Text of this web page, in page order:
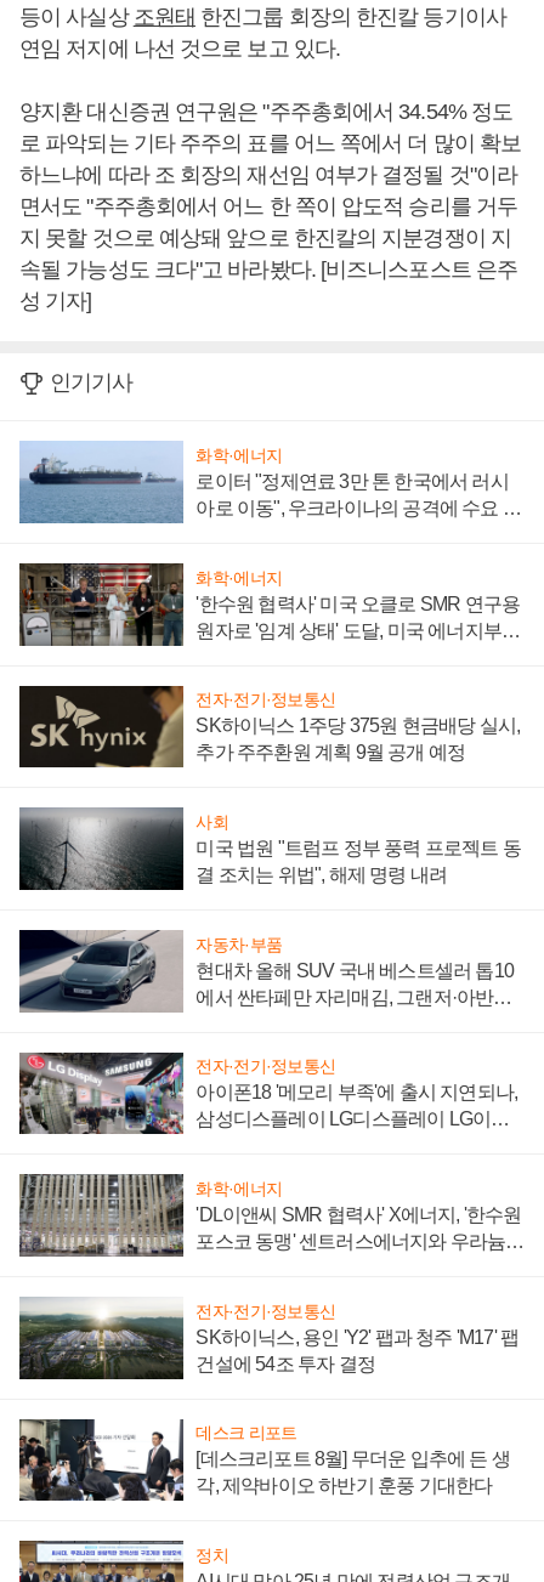
등이 사실상 조원태 한진그룹 회장의 한진칼 등기이사
연임 저지에 나선 것으로 보고 있다.
양지환 대신증권 연구원은 "주주총회에서 34.54% 정도
로 파악되는 기타 주주의 표를 어느 쪽에서 더 많이 확보
하느냐에 따라 조 회장의 재선임 여부가 결정될 것"이라
면서도 "주주총회에서 어느 한 쪽이 압도적 승리를 거두
지 못할 것으로 예상돼 앞으로 한진칼의 지분경쟁이 지
속될 가능성도 크다"고 바라봤다. [비즈니스포스트 은주
성 기자]
인기기사
화학·에너지
로이터 "정제연료 3만 톤 한국에서 러시
아로 이동", 우크라이나의 공격에 수요 늘
화학·에너지
'한수원 협력사' 미국 오클로 SMR 연구용
원자로 '임계 상태' 도달, 미국 에너지부
전자·전기·정보통신
SK하이닉스 1주당 375원 현금배당 실시,
추가 주주환원 계획 9월 공개 예정
사회
미국 법원 "트럼프 정부 풍력 프로젝트 동
결 조치는 위법", 해제 명령 내려
자동차·부품
현대차 올해 SUV 국내 베스트셀러 톱10
에서 싼타페만 자리매김, 그랜저·아반떼
전자·전기·정보통신
아이폰18 '메모리 부족'에 출시 지연되나,
삼성디스플레이 LG디스플레이 LG이노
화학·에너지
'DL이앤씨 SMR 협력사' X에너지, '한수원
포스코 동맹' 센트러스에너지와 우라늄
전자·전기·정보통신
SK하이닉스, 용인 'Y2' 팹과 청주 'M17' 팹
건설에 54조 투자 결정
데스크 리포트
[데스크리포트 8월] 무더운 입추에 든 생
각, 제약바이오 하반기 훈풍 기대한다
정치